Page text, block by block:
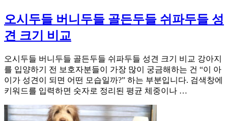
오시두들 버니두들 골든두들 쉬파두들 성
견 크기 비교
오시두들 버니두들 골든두들 쉬파두들 성견 크기 비교 강아지
를 입양하기 전 보호자분들이 가장 많이 궁금해하는 건 “이 아
이가 성견이 되면 어떤 모습일까?” 하는 부분입니다. 검색창에
키워드를 입력하면 숫자로 정리된 평균 체중이나 …